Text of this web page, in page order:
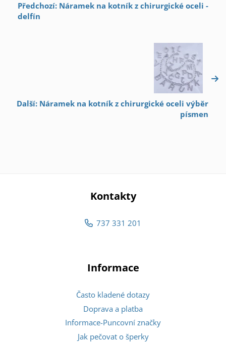
Předchozí: Náramek na kotník z chirurgické oceli -
delfín
Další: Náramek na kotník z chirurgické oceli výběr
písmen
Kontakty
737 331 201
Informace
Často kladené dotazy
Doprava a platba
Informace-Puncovní značky
Jak pečovat o šperky